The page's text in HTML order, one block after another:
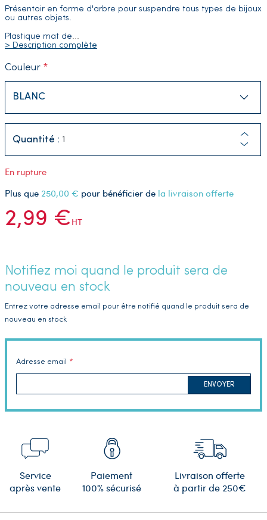
Présentoir en forme d'arbre pour suspendre tous types de bijoux
ou autres objets.
Plastique mat de…
> Description complète
Couleur
Quantité :
En rupture
Plus que 250,00 € pour bénéficier de la livraison offerte
2,99 €HT
Notifiez moi quand le produit sera de
nouveau en stock
Entrez votre adresse email pour être notifié quand le produit sera de
nouveau en stock
Adresse email
ENVOYER
Service
après vente
Paiement
100% sécurisé
Livraison offerte
à partir de 250€